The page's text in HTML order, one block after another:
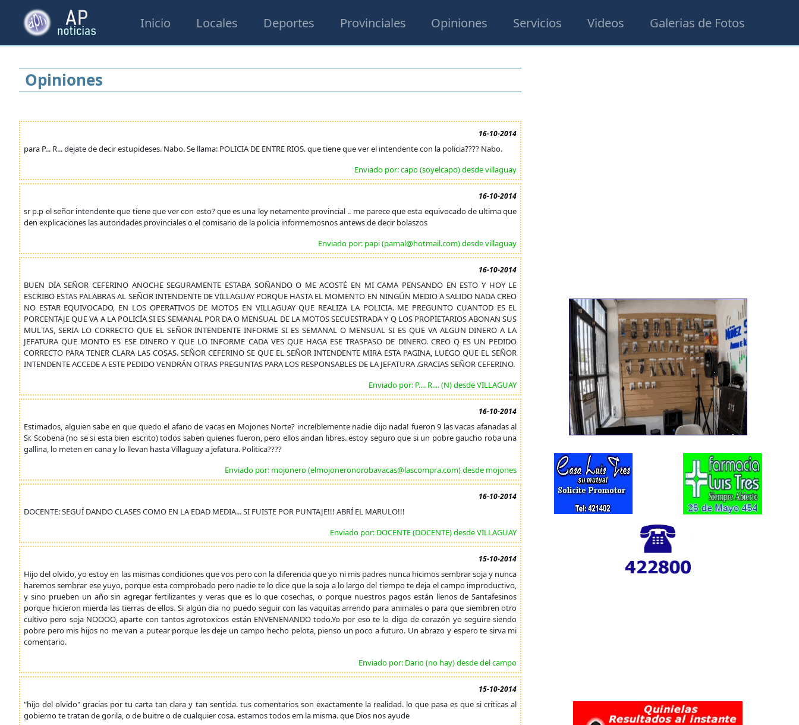
Inicio Locales Deportes Provinciales Opiniones Servicios Videos Galerias de Fotos
Opiniones
16-10-2014
para P... R... dejate de decir estupideses. Nabo. Se llama: POLICIA DE ENTRE RIOS. que tiene que ver el intendente con la policia???? Nabo.
Enviado por: capo (soyelcapo) desde villaguay
16-10-2014
sr p.p el señor intendente que tiene que ver con esto? que es una ley netamente provincial .. me parece que esta equivocado de ultima que
den explicaciones las autoridades provinciales o el comisario de la policia informemosnos antews de decir bolaszos
Enviado por: papi (pamal@hotmail.com) desde villaguay
16-10-2014
BUEN DÍA SEÑOR CEFERINO ANOCHE SEGURAMENTE ESTABA SOÑANDO O ME ACOSTÉ EN MI CAMA PENSANDO EN ESTO Y HOY LE
ESCRIBO ESTAS PALABRAS AL SEÑOR INTENDENTE DE VILLAGUAY PORQUE HASTA EL MOMENTO EN NINGÚN MEDIO A SALIDO NADA CREO
NO ESTAR EQUIVOCADO, EN LOS OPERATIVOS DE MOTOS EN VILLAGUAY QUE REALIZA LA POLICIA. ME PREGUNTO CUANTOD ES EL
PORCENTAJE QUE VA A LA POLICÍA SI ES SEMANAL POR DA O MENSUAL DE LA MOTOS SECUESTRADA Y Q LOS PROPIETARIOS ABONAN SUS
MULTAS, SERIA LO CORRECTO QUE EL SEÑOR INTENDENTE INFORME SI ES SEMANAL O MENSUAL SI ES QUE VA ALGUN DINERO A LA
JEFATURA QUE MONTO ES ESE DINERO Y QUE LO INFORME CADA VES QUE HAGA ESE TRASPASO DE DINERO. CREO Q ES UN PEDIDO
CORRECTO PARA TENER CLARA LAS COSAS. SEÑOR CEFERINO SE QUE EL SEÑOR INTENDENTE MIRA ESTA PAGINA, LUEGO QUE EL SEÑOR
INTENDENTE ACCEDE A ESTE PEDIDO VENDRÁN OTRAS PREGUNTAS PARA LOS RESPONSABLES DE LA JEFATURA .GRACIAS SEÑOR CEFERINO.
Enviado por: P.... R.... (N) desde VILLAGUAY
16-10-2014
Estimados, alguien sabe en que quedo el afano de vacas en Mojones Norte? increíblemente nadie dijo nada! fueron 9 las vacas afanadas al
Sr. Scobena (no se si esta bien escrito) todos saben quienes fueron, pero ellos andan libres. estoy seguro que si un pobre gaucho roba una
gallina, lo meten en cana y lo llevan hasta Villaguay a jefatura. Politica????
Enviado por: mojonero (elmojoneronorobavacas@lascompra.com) desde mojones
16-10-2014
DOCENTE: SEGUÍ DANDO CLASES COMO EN LA EDAD MEDIA... SI FUISTE POR PUNTAJE!!! ABRÍ EL MARULO!!!
Enviado por: DOCENTE (DOCENTE) desde VILLAGUAY
15-10-2014
Hijo del olvido, yo estoy en las mismas condiciones que vos pero con la diferencia que yo ni mis padres nunca hicimos sembrar soja y nunca
haremos sembrar ese yuyo, porque esta comprobado pero nadie te lo dice que la soja a lo largo del tiempo te deja el campo improductivo,
y sino prueben un año sin agregar fertilizantes y veras que es lo que cosechas, o porque nuestros pagos están llenos de Santafesinos
porque hicieron mierda las tierras de ellos. Si algún dia no puedo seguir con las vaquitas arrendo para animales o para que siembren otro
cultivo pero soja NOOOO, aparte con tantos agrotoxicos están ENVENENANDO todo.Yo por eso te lo digo de corazón yo seguire siendo
pobre pero mis hijos no me van a putear porque les deje un campo hecho pelota, pienso un poco a futuro. Un abrazo y espero te sirva mi
comentario.
Enviado por: Dario (no hay) desde del campo
15-10-2014
"hijo del olvido" gracias por tu carta tan clara y tan sentida. tus comentarios son exactamente la realidad. lo que pasa es que si criticas al
gobierno te tratan de gorila, o de buitre o de cualquier cosa. estamos todos em la misma. que Dios nos ayude